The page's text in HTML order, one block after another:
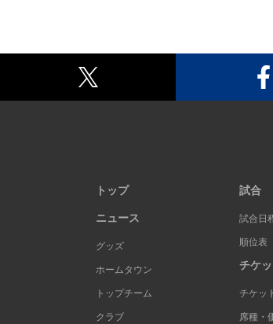
トップ
ニュース
グッズ
ホームタウン
トップチーム
クラブ
試合
試合日
順位表
チケッ
チケッ
席種・